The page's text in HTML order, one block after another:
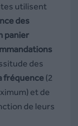
utilisent
des
panier
des
fréquence(2
et de
de leurs